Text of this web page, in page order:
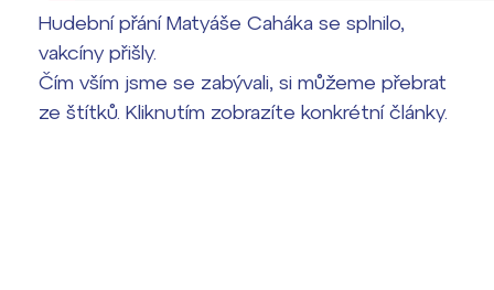
Hudební přání Matyáše Caháka se splnilo,
vakcíny přišly.
Čím vším jsme se zabývali, si můžeme přebrat
ze štítků. Kliknutím zobrazíte konkrétní články.